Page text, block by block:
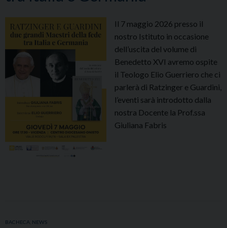
Il 7 maggio 2026 presso il
nostro Istituto in occasione
dell’uscita del volume di
Benedetto XVI avremo ospite
il Teologo Elio Guerriero che ci
parlerà di Ratzinger e Guardini,
l’eventi sarà introdotto dalla
nostra Docente la Prof.ssa
Giuliana Fabris
BACHECA NEWS